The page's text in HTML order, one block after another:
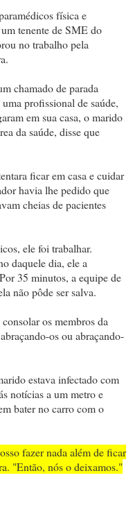
física e
tenente de SME do
no trabalho pela
chamado de parada
profissional de saúde,
em sua casa, o marido
da saúde, disse que
ficar em casa e cuidar
havia lhe pedido que
cheias de pacientes
ele foi trabalhar.
daquele dia, ele a
35 minutos, a equipe de
não pôde ser salva.
os membros da
os ou abraçando-
estava infectado com
notícias a um metro e
bater no carro com o
fazer nada além de ficar
"Então, nós o deixamos."